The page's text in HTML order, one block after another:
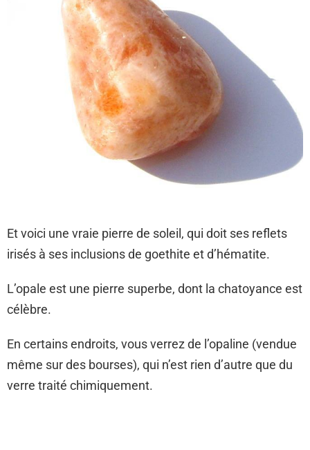
Et voici une vraie pierre de soleil, qui doit ses reflets
irisés à ses inclusions de goethite et d’hématite.
L’opale est une pierre superbe, dont la chatoyance est
célèbre.
En certains endroits, vous verrez de l’opaline (vendue
même sur des bourses), qui n’est rien d’autre que du
verre traité chimiquement.